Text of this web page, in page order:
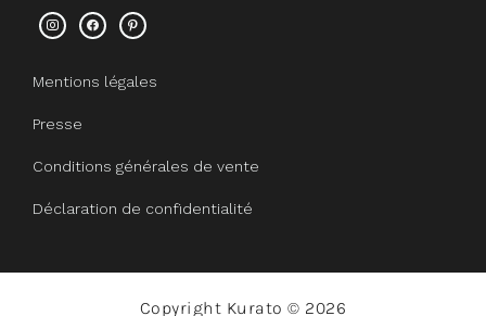
Mentions légales
Presse
Conditions générales de vente
Déclaration de confidentialité
Copyright Kurato © 2026